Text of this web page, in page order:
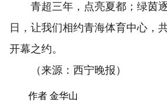
青超三年，点亮夏都；绿茵逐
日，让我们相约青海体育中心，
开幕之约。
（来源：西宁晚报）
作者 金华山